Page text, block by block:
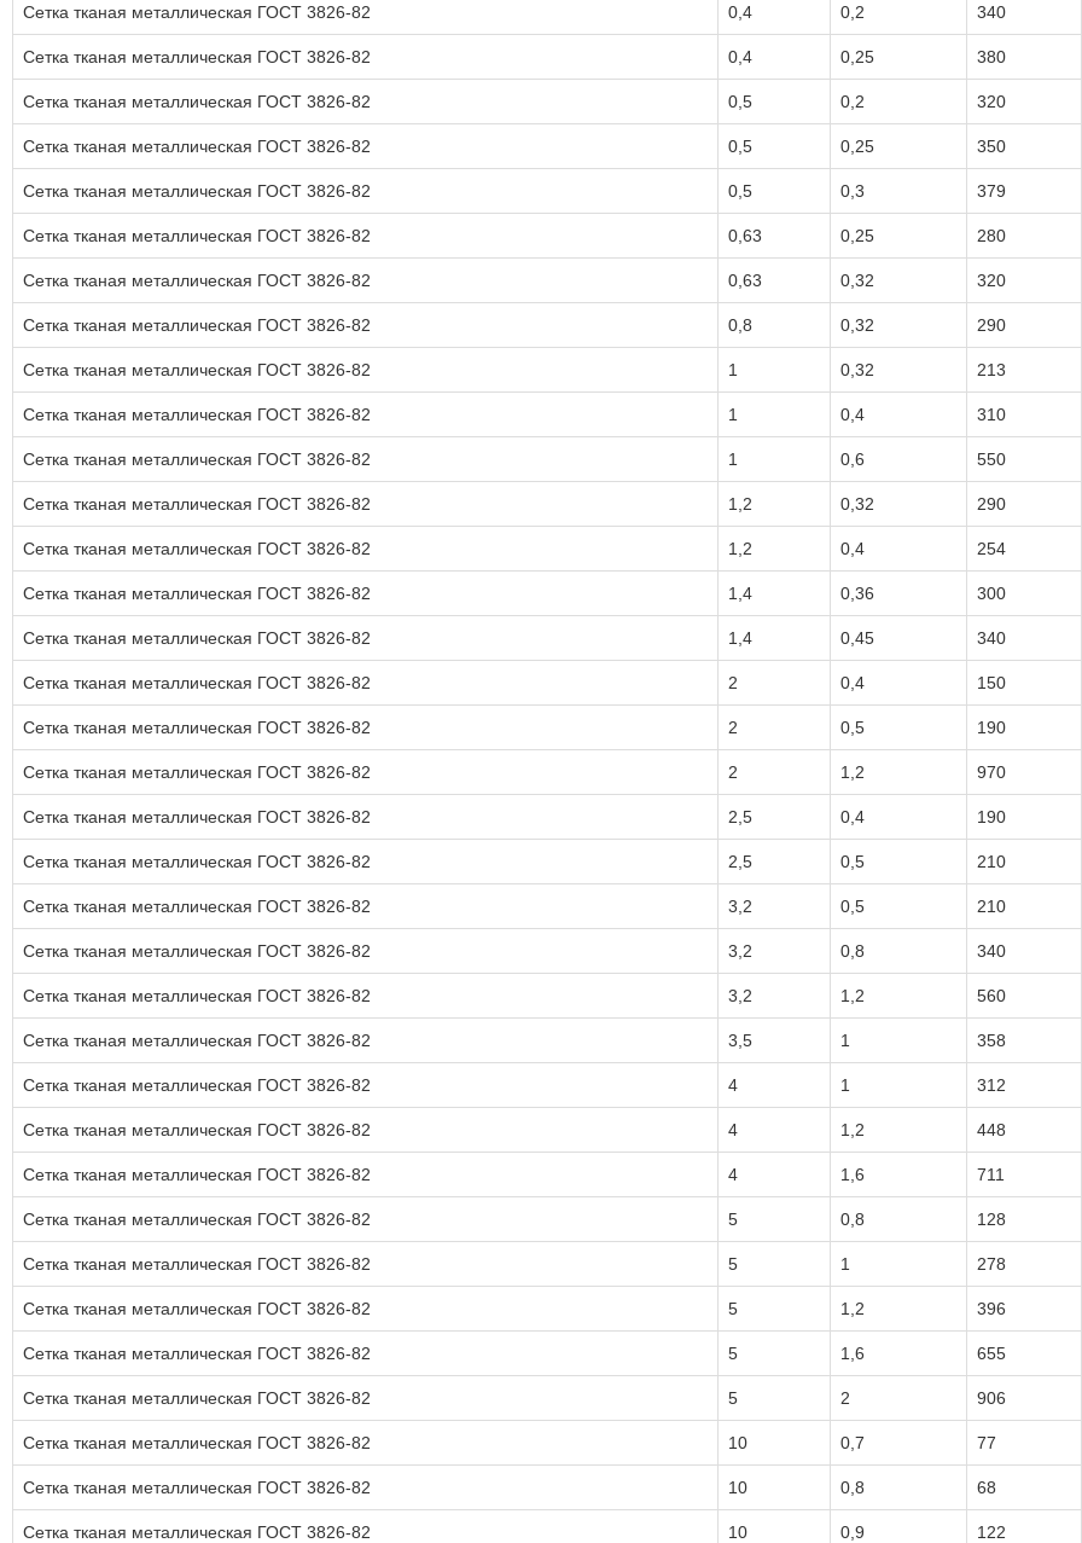
Сетка тканая металлическая ГОСТ 3826-82 0,4 0,2 340
Сетка тканая металлическая ГОСТ 3826-82 0,4 0,25 380
Сетка тканая металлическая ГОСТ 3826-82 0,5 0,2 320
Сетка тканая металлическая ГОСТ 3826-82 0,5 0,25 350
Сетка тканая металлическая ГОСТ 3826-82 0,5 0,3 379
Сетка тканая металлическая ГОСТ 3826-82 0,63 0,25 280
Сетка тканая металлическая ГОСТ 3826-82 0,63 0,32 320
Сетка тканая металлическая ГОСТ 3826-82 0,8 0,32 290
Сетка тканая металлическая ГОСТ 3826-82 1 0,32 213
Сетка тканая металлическая ГОСТ 3826-82 1 0,4 310
Сетка тканая металлическая ГОСТ 3826-82 1 0,6 550
Сетка тканая металлическая ГОСТ 3826-82 1,2 0,32 290
Сетка тканая металлическая ГОСТ 3826-82 1,2 0,4 254
Сетка тканая металлическая ГОСТ 3826-82 1,4 0,36 300
Сетка тканая металлическая ГОСТ 3826-82 1,4 0,45 340
Сетка тканая металлическая ГОСТ 3826-82 2 0,4 150
Сетка тканая металлическая ГОСТ 3826-82 2 0,5 190
Сетка тканая металлическая ГОСТ 3826-82 2 1,2 970
Сетка тканая металлическая ГОСТ 3826-82 2,5 0,4 190
Сетка тканая металлическая ГОСТ 3826-82 2,5 0,5 210
Сетка тканая металлическая ГОСТ 3826-82 3,2 0,5 210
Сетка тканая металлическая ГОСТ 3826-82 3,2 0,8 340
Сетка тканая металлическая ГОСТ 3826-82 3,2 1,2 560
Сетка тканая металлическая ГОСТ 3826-82 3,5 1 358
Сетка тканая металлическая ГОСТ 3826-82 4 1 312
Сетка тканая металлическая ГОСТ 3826-82 4 1,2 448
Сетка тканая металлическая ГОСТ 3826-82 4 1,6 711
Сетка тканая металлическая ГОСТ 3826-82 5 0,8 128
Сетка тканая металлическая ГОСТ 3826-82 5 1 278
Сетка тканая металлическая ГОСТ 3826-82 5 1,2 396
Сетка тканая металлическая ГОСТ 3826-82 5 1,6 655
Сетка тканая металлическая ГОСТ 3826-82 5 2 906
Сетка тканая металлическая ГОСТ 3826-82 10 0,7 77
Сетка тканая металлическая ГОСТ 3826-82 10 0,8 68
Сетка тканая металлическая ГОСТ 3826-82 10 0,9 122